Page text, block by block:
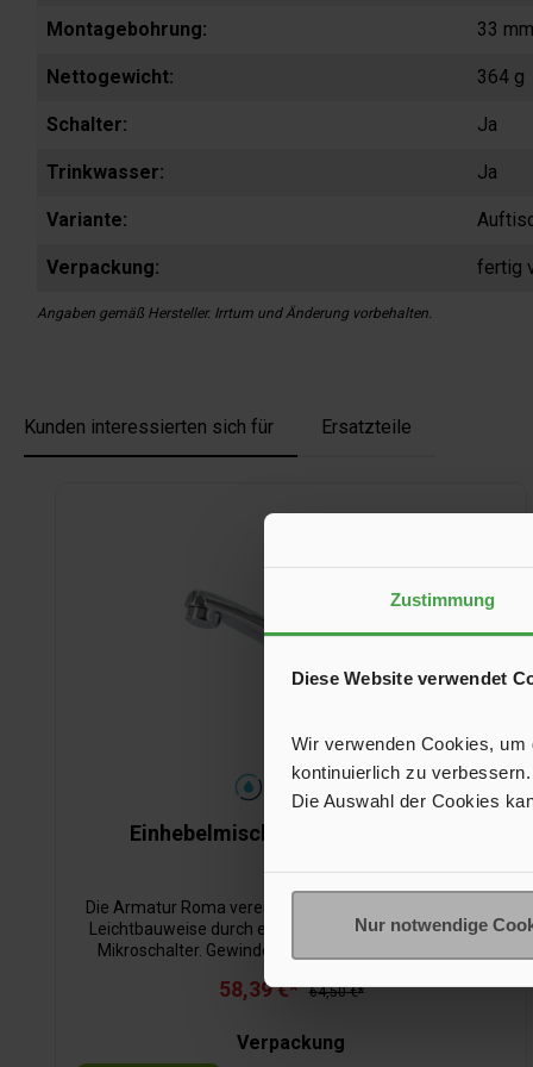
Zustimmung
Diese Website verwendet
Wir verwenden Cookies,
kontinuierlich zu verbessern.
Die Auswahl der Cookies
Nur notwendige
Montagebohrung: 33 mm
Nettogewicht: 364 g
Schalter: Ja
Trinkwasser: Ja
Variante:
Verpackung: fertig
Angaben gemäß Hersteller. Irrtum und Änderung vorbehalten.
Kunden interessierten sich für Ersatzteile
Einhebelmischer Roma Standard
Die Armatur Roma vereint Qualität wie im Haushalt mit
Leichtbauweise durch eine Kunststoffausführung. Mit
Mikroschalter. Gewindelänge: 30 mm; Gewinde: ø 1";
58,39 €* 64,50 €*
Verpackung